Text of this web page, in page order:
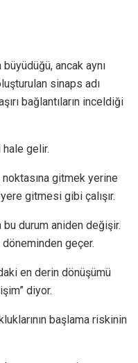
ancak aynı
sinaps adı
bağlantıların inceldiği
gelir.
noktasına gitmek yerine
gitmesi gibi çalışır.
bu durum aniden değişir.
geçer.
en derin dönüşümü
diyor.
başlama riskinin